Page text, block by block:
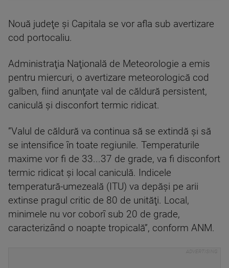
Nouă judeţe şi Capitala se vor afla sub avertizare
cod portocaliu.
Administraţia Naţională de Meteorologie a emis
pentru miercuri, o avertizare meteorologică cod
galben, fiind anunţate val de căldură persistent,
caniculă şi disconfort termic ridicat.
”Valul de căldură va continua să se extindă şi să
se intensifice în toate regiunile. Temperaturile
maxime vor fi de 33...37 de grade, va fi disconfort
termic ridicat şi local caniculă. Indicele
temperatură-umezeală (ITU) va depăşi pe arii
extinse pragul critic de 80 de unităţi. Local,
minimele nu vor coborî sub 20 de grade,
caracterizând o noapte tropicală”, conform ANM.